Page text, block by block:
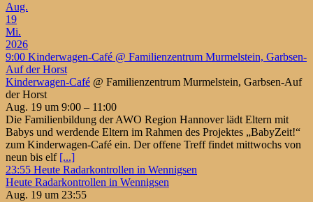
Aug.
19
Mi.
2026
9:00 Kinderwagen-Café @ Familienzentrum Murmelstein, Garbsen-
Auf der Horst
Kinderwagen-Café @ Familienzentrum Murmelstein, Garbsen-Auf
der Horst
Aug. 19 um 9:00 – 11:00
Die Familienbildung der AWO Region Hannover lädt Eltern mit
Babys und werdende Eltern im Rahmen des Projektes „BabyZeit!“
zum Kinderwagen-Café ein. Der offene Treff findet mittwochs von
neun bis elf [...]
23:55 Heute Radarkontrollen in Wennigsen
Heute Radarkontrollen in Wennigsen
Aug. 19 um 23:55